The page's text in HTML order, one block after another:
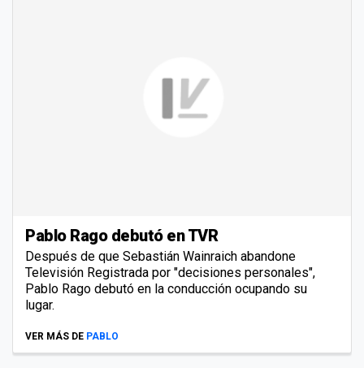
Pablo Rago debutó en TVR
Después de que Sebastián Wainraich abandone
Televisión Registrada por "decisiones personales",
Pablo Rago debutó en la conducción ocupando su
lugar.
VER MÁS DE PABLO